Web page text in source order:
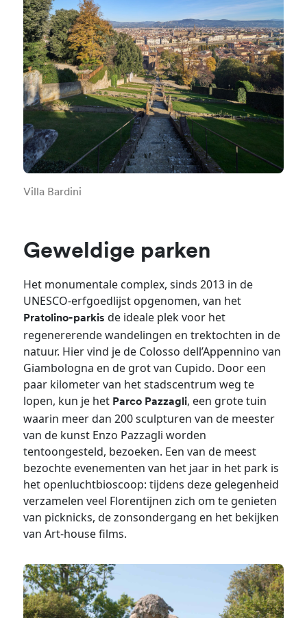
Villa Bardini
Geweldige parken
Het monumentale complex, sinds 2013 in de
UNESCO-erfgoedlijst opgenomen, van het
Pratolino-parkis de ideale plek voor het
regenererende wandelingen en trektochten in de
natuur. Hier vind je de Colosso dell’Appennino van
Giambologna en de grot van Cupido. Door een
paar kilometer van het stadscentrum weg te
lopen, kun je het Parco Pazzagli, een grote tuin
waarin meer dan 200 sculpturen van de meester
van de kunst Enzo Pazzagli worden
tentoongesteld, bezoeken. Een van de meest
bezochte evenementen van het jaar in het park is
het openluchtbioscoop: tijdens deze gelegenheid
verzamelen veel Florentijnen zich om te genieten
van picknicks, de zonsondergang en het bekijken
van Art-house films.